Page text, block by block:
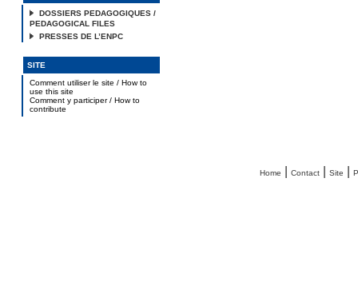
DOSSIERS PEDAGOGIQUES /
PEDAGOGICAL FILES
PRESSES DE L’ENPC
SITE
Comment utiliser le site / How to
use this site
Comment y participer / How to
contribute
Home Contact| Site